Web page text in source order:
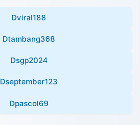
Dviral188
Dtambang368
Dsgp2024
Dseptember123
Dpascol69